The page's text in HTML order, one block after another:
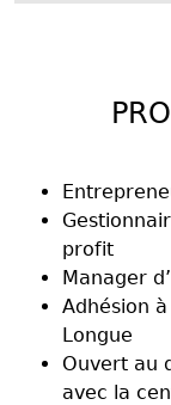
profit
Manager
Adhésion
Longue
Ouvert au
avec la